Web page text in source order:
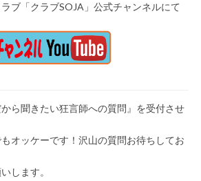
ブ「クラブSOJA」公式チャンネルにて
ら聞きたい狂言師への質問』を受付させ
オッケーです！沢山の質問お待ちしてお
します。